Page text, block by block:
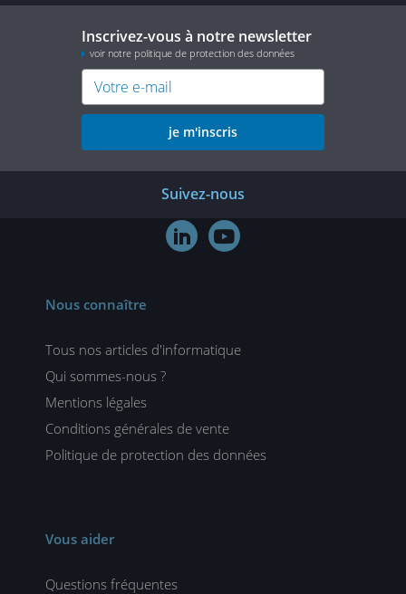
Inscrivez-vous à notre newsletter
voir notre politique de protection des données
je m'inscris
Suivez-nous
 
Nous connaître
Tous nos articles d'informatique
Qui sommes-nous ?
Mentions légales
Conditions générales de vente
Politique de protection des données
Vous aider
Questions fréquentes